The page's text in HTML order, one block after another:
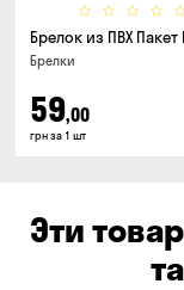
Брелок из ПВХ Пакет
Брелки
59,00
грн за 1 шт
Эти